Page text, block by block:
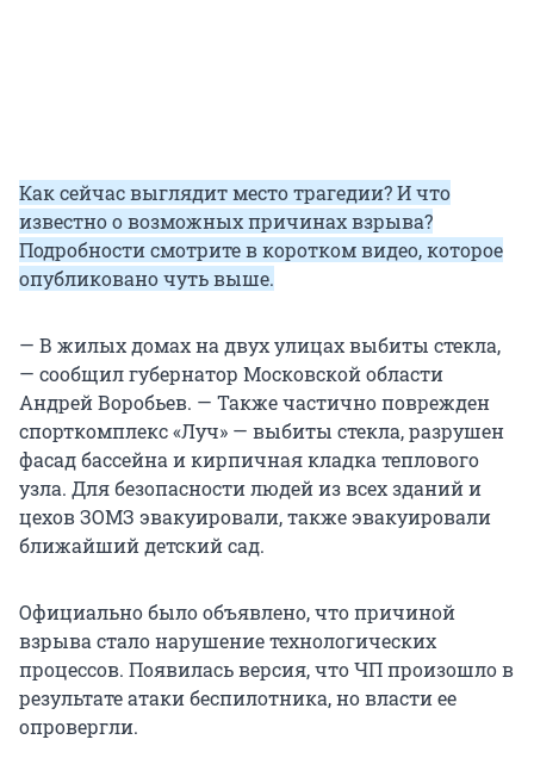
Как сейчас выглядит место трагедии? И что
известно о возможных причинах взрыва?
Подробности смотрите в коротком видео, которое
опубликовано чуть выше.
— В жилых домах на двух улицах выбиты стекла,
— сообщил губернатор Московской области
Андрей Воробьев. — Также частично поврежден
спорткомплекс «Луч» — выбиты стекла, разрушен
фасад бассейна и кирпичная кладка теплового
узла. Для безопасности людей из всех зданий и
цехов ЗОМЗ эвакуировали, также эвакуировали
ближайший детский сад.
Официально было объявлено, что причиной
взрыва стало нарушение технологических
процессов. Появилась версия, что ЧП произошло в
результате атаки беспилотника, но власти ее
опровергли.